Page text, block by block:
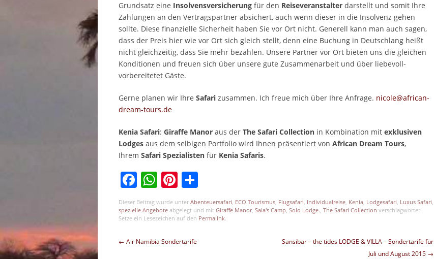
Grundsatz eine Insolvensversicherung für den Reiseveranstalter darstellt und somit Ihre
Zahlungen an den Vertragspartner absichert, auch wenn dieser in die Insolvenz gehen
sollte. Diese finanzielle Sicherheit haben Sie vor Ort nicht. Generell kann man auch sagen,
dass der Preis hier wie vor Ort sich gleich stellt, denn eine Buchung in Deutschlang heißt
nicht gleichzeitig, dass Sie mehr bezahlen. Unsere Partner vor Ort bieten uns die gleichen
Konditionen und freuen sich über unsere gute Zusammenarbeit und über liebevoll-
vorbereitetet Gäste.
Gerne planen wir Ihre Safari zusammen. Ich freue mich über Ihre Anfrage. nicole@african-
dream-tours.de
Kenia Safari: Giraffe Manor aus der The Safari Collection in Kombination mit exklusiven
Lodges aus dem selbigen Portfolio wird Ihnen präsentiert von African Dream Tours,
Ihrem Safari Spezialisten für Kenia Safaris.
Facebook
WhatsApp
Pinterest
Dieser Beitrag wurde unter Abenteuersafari, ECO Tourismus, Flugsafari, Individualreise, Kenia, Lodgesafari, Luxus Safari,
spezielle Angebote abgelegt und mit Giraffe Manor, Sala's Camp, Solo Lodge., The Safari Collection verschlagwortet.
Setze ein Lesezeichen auf den Permalink.
Beitragsnavigation
← Air Namibia Sondertarife
Sansibar – the tides LODGE & VILLA – Sondertarife für
Juli und August 2015 →